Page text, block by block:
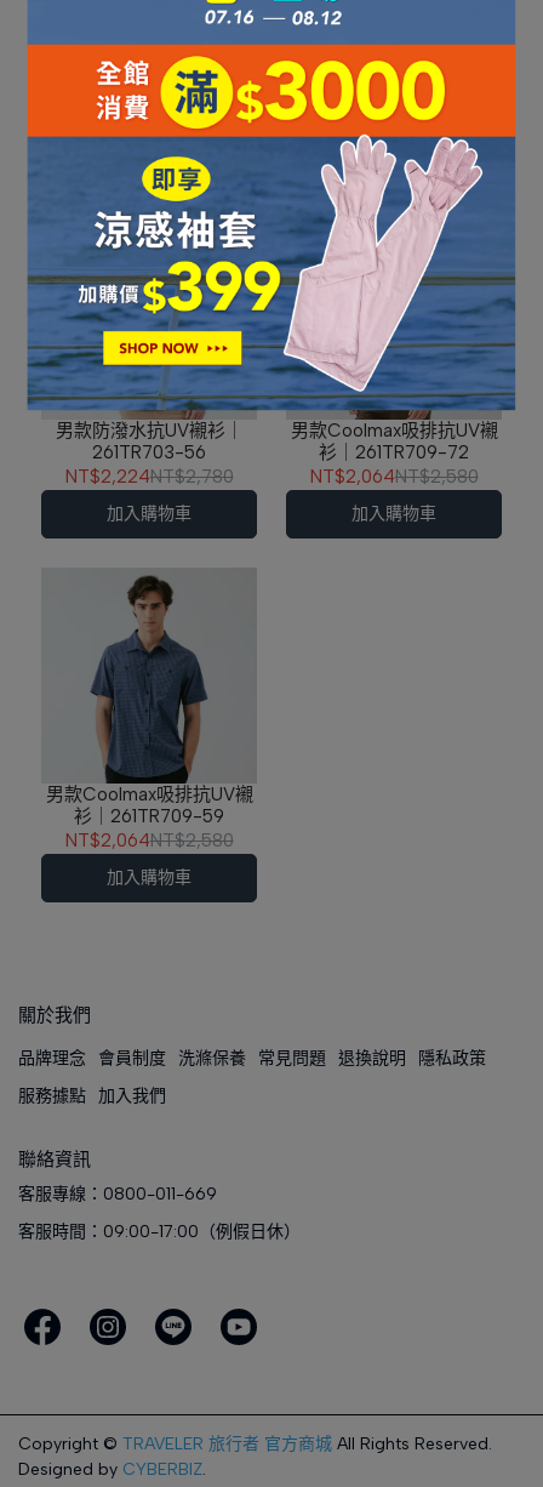
男款防蚊吸排抗UV可捲收
長袖 襯衫｜261TR701-56
NT$1,880NT$2,880
男款防潑水抗UV襯衫｜
261TR703-93
NT$2,224NT$2,780
加入購物車
男款防潑水抗UV襯衫｜
261TR703-56
NT$2,224NT$2,780
加入購物車
男款Coolmax吸排抗UV襯
衫｜261TR709-72
NT$2,064NT$2,580
加入購物車
男款Coolmax吸排抗UV襯
衫｜261TR709-59
NT$2,064NT$2,580
加入購物車
關於我們
品牌理念 會員制度 洗滌保養 常見問題 退換說明
隱私政策
服務據點 加入我們
聯絡資訊
客服專線：0800-011-669
客服時間：09:00-17:00（例假日休）
Copyright © TRAVELER 旅行者 官方商城 All Rights Reserved.
Designed by CYBERBIZ.